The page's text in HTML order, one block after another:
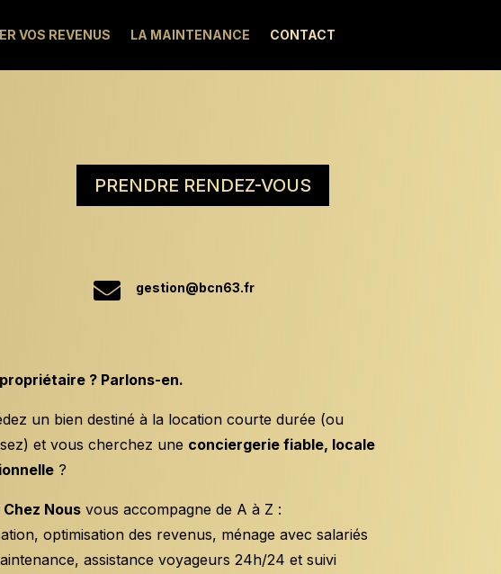
VOS REVENUS LA MAINTENANCE CONTACT
PRENDRE RENDEZ-VOUS
 gestion@bcn63.fr
? Parlons-en.
un bien destiné à la location courte durée (ou
et vous cherchez une conciergerie fiable, locale
?
Nous vous accompagne de A à Z :
optimisation des revenus, ménage avec salariés
assistance voyageurs 24h/24 et suivi